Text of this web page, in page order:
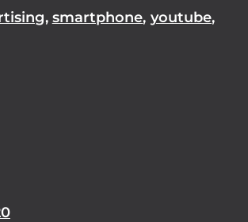
, smartphone, youtube,